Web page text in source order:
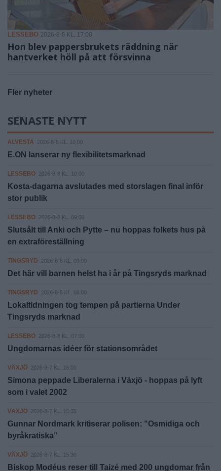
LESSEBO 2026-8-6 KL. 17:00
Hon blev pappersbrukets räddning när
hantverket höll på att försvinna
Fler nyheter
SENASTE NYTT
ALVESTA 2026-8-8 KL. 10:00
E.ON lanserar ny flexibilitetsmarknad
LESSEBO 2026-8-8 KL. 10:00
Kosta-dagarna avslutades med storslagen final inför
stor publik
LESSEBO 2026-8-8 KL. 09:00
Slutsålt till Anki och Pytte – nu hoppas folkets hus på
en extraföreställning
TINGSRYD 2026-8-8 KL. 09:00
Det här vill barnen helst ha i år på Tingsryds marknad
TINGSRYD 2026-8-8 KL. 08:00
Lokaltidningen tog tempen på partierna Under
Tingsryds marknad
LESSEBO 2026-8-8 KL. 07:00
Ungdomarnas idéer för stationsområdet
VÄXJÖ 2026-8-7 KL. 16:00
Simona peppade Liberalerna i Växjö - hoppas på lyft
som i valet 2002
VÄXJÖ 2026-8-7 KL. 15:35
Gunnar Nordmark kritiserar polisen: "Osmidiga och
byråkratiska"
VÄXJÖ 2026-8-7 KL. 15:30
Biskop Modéus reser till Taizé med 200 ungdomar från